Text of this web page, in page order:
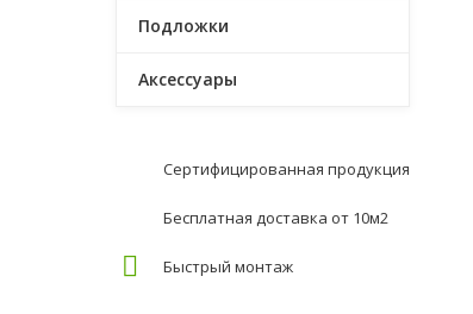
Подложки
Аксессуары
Сертифицированная продукция
Бесплатная доставка от 10м2
Быстрый монтаж